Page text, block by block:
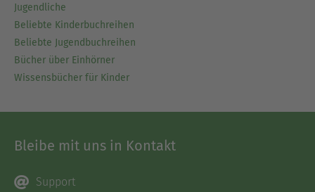
Jugendliche
Beliebte Kinderbuchreihen
Beliebte Jugendbuchreihen
Bücher über Einhörner
Wissensbücher für Kinder
Bleibe mit uns in Kontakt
Support